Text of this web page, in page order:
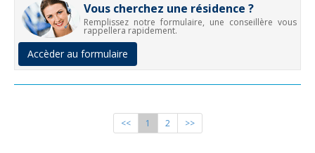
Vous cherchez une résidence ?
Remplissez notre formulaire, une conseillère vous
rappellera rapidement.
Accèder au formulaire
<< 1 2 >>